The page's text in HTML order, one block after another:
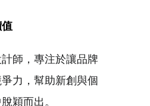
師，專注於讓品牌
力，幫助新創與個
穎而出。